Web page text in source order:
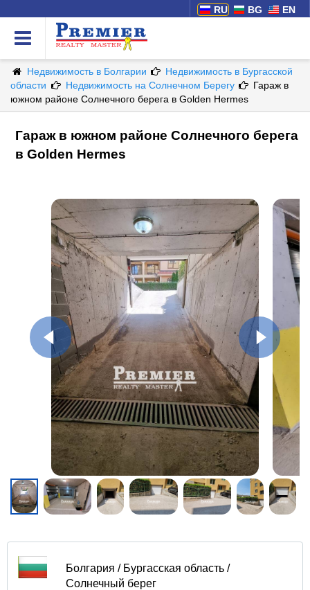
RU BG EN
Недвижимость в Болгарии
Недвижимость в Бургасской
области
Недвижимость на Солнечном Берегу
Гараж в
южном районе Солнечного берега в Golden Hermes
Гараж в южном районе Солнечного берега
в Golden Hermes
Болгария / Бургасская область /
Солнечный берег